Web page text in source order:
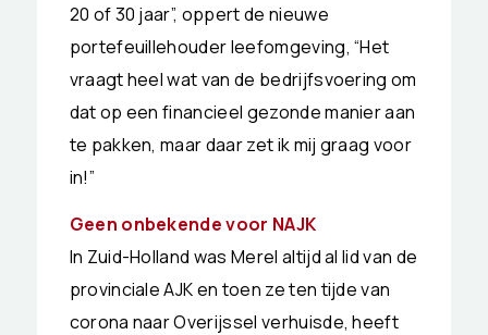
20 of 30 jaar”, oppert de nieuwe
portefeuillehouder leefomgeving, “Het
vraagt heel wat van de bedrijfsvoering om
dat op een financieel gezonde manier aan
te pakken, maar daar zet ik mij graag voor
in!”
Geen onbekende voor NAJK
In Zuid-Holland was Merel altijd al lid van de
provinciale AJK en toen ze ten tijde van
corona naar Overijssel verhuisde, heeft